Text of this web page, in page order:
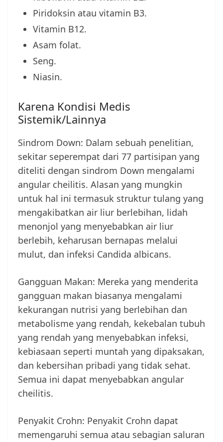
Piridoksin atau vitamin B3.
Vitamin B12.
Asam folat.
Seng.
Niasin.
Karena Kondisi Medis
Sistemik/Lainnya
Sindrom Down: Dalam sebuah penelitian,
sekitar seperempat dari 77 partisipan yang
diteliti dengan sindrom Down mengalami
angular cheilitis. Alasan yang mungkin
untuk hal ini termasuk struktur tulang yang
mengakibatkan air liur berlebihan, lidah
menonjol yang menyebabkan air liur
berlebih, keharusan bernapas melalui
mulut, dan infeksi Candida albicans.
Gangguan Makan: Mereka yang menderita
gangguan makan biasanya mengalami
kekurangan nutrisi yang berlebihan dan
metabolisme yang rendah, kekebalan tubuh
yang rendah yang menyebabkan infeksi,
kebiasaan seperti muntah yang dipaksakan,
dan kebersihan pribadi yang tidak sehat.
Semua ini dapat menyebabkan angular
cheilitis.
Penyakit Crohn: Penyakit Crohn dapat
memengaruhi semua atau sebagian saluran